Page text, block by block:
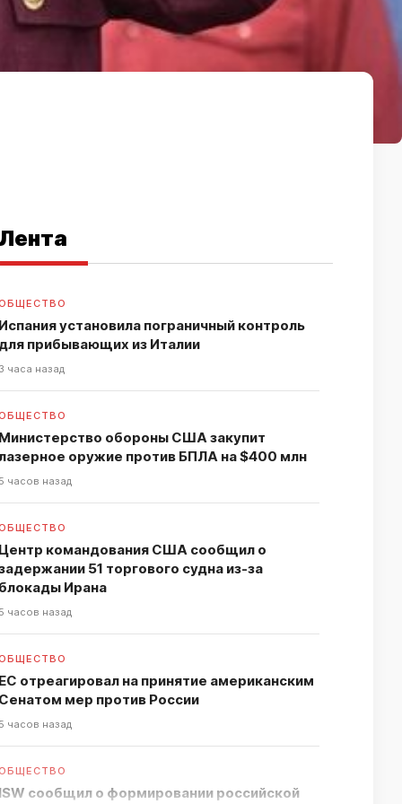
Испания установила пограничный контроль
для прибывающих из Италии
3 часа назад
Министерство обороны США закупит
оружие против БПЛА на $400 млн
5 часов назад
Центр командования США сообщил о
51 торгового судна из-за
блокады Ирана
5 часов назад
ЕС отреагировал на принятие американским
Сенатом мер против России
5 часов назад
ОБЩЕСТВО
ISW сообщил о формировании российской